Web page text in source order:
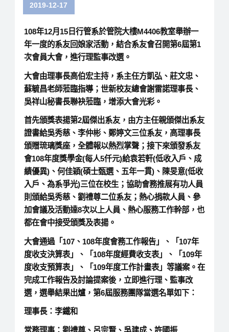
2019-12-17
108年12月15日行管系於管院大樓M4406教室舉辦一
年一度的系友回娘家活動，結合系友會召開第6屆第1
次會員大會，進行理監事改選。
大會由理事長高伯宏主持，系主任方凱弘、莊文忠、
蘇毓昌老師蒞臨指導；世新校友總會謝雷諾理事長、
吳祥山秘書長聯袂蒞臨，增添大會光彩。
首先頒獎表揚第2屆傑出系友，由方主任親頒傑出系友
證書給吳秀慈、李仲彬、鄭婷文三位系友，高理事長
頒贈琉璃獎座，全體報以熱烈掌聲；接下來頒發系友
會108年度獎學金(每人5仟元)給袁若軒(低收入戶、成
績優異)、何佳穎(碩士甄選、五年一貫)、陳旻意(低收
入戶、為系爭光)三位在校生；協助會務推展有功人員
則頒給吳秀慈、劉禮尊二位系友；熱心捐款人員、參
加會議及活動達8次以上人員、熱心服務工作幹部，也
都在會中接受頒獎及表揚。
大會通過「107、108年度會務工作報告」、「107年
度收支決算表」、「108年度經費收支表」、「109年
度收支預算表」、「109年度工作計畫表」等議案。在
完成工作報告及討論提案後，立即進行理、監事改
選，選舉結果出爐，第6屆服務團隊當選名單如下：
理事長：李鐵和
常務理事：劉禮尊、呂宗賢、吳建成、許國振